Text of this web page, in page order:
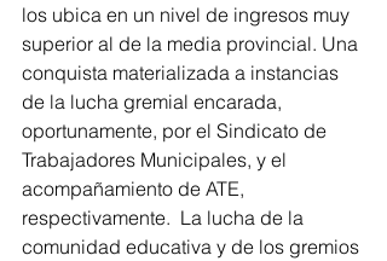
los ubica en un nivel de ingresos muy
superior al de la media provincial. Una
conquista materializada a instancias
de la lucha gremial encarada,
oportunamente, por el Sindicato de
Trabajadores Municipales, y el
acompañamiento de ATE,
respectivamente.  La lucha de la
comunidad educativa y de los gremios